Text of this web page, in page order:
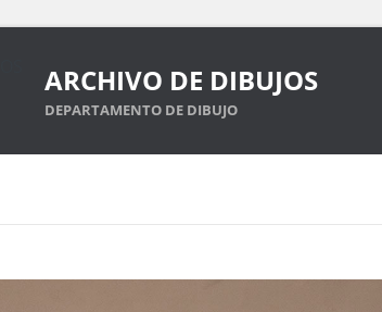
ARCHIVO DE DIBUJOS
DEPARTAMENTO DE DIBUJO